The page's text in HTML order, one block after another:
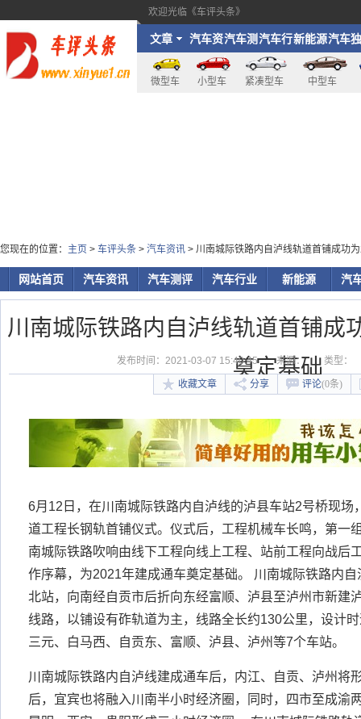
欢迎光临《车评头条》
文章 汽车资
讯
汽车测
评
汽车行
业
新能源汽车独
家
微型车 小型车 紧凑型车 中型车
您现在的位置： 主页 > 车评头条 > 汽车资讯 > 川南城际铁路内自泸线轨道首铺成功
网站首页 汽车资讯 汽车测评 汽车行业 新能源 汽
川南城际铁路内自泸线轨道首铺成
奠定基础
发布时间：2021-03-07 15:40:45 来源： 类型：
收藏文章 分享 评论(0条)
6月12日，在川南城际铁路内自泸线的泸县车站2号桥现场
道工程长钢轨首铺仪式。仪式后，工程机械车长鸣，第一
南城际铁路吹响由线下工程向线上工程、站前工程向战后
作序幕，为2021年建成通车奠定基础。 川南城际铁路内
北站，向南经自贡市后折向东经富顺、泸县至泸州市新建
线路，以铺设有砟轨道为主，线路全长约130公里，设计
三元、白马西、自贡东、富顺、泸县、泸州等7个车站。
川南城际铁路内自泸线建成通车后，内江、自贡、泸州将
后，宜宾也将融入川南半小时经济圈，同时，四市至成渝